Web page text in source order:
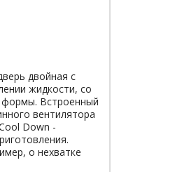
двойная с
жидкости, со
формы. Встроенный
вентилятора
Down -
о нехватке